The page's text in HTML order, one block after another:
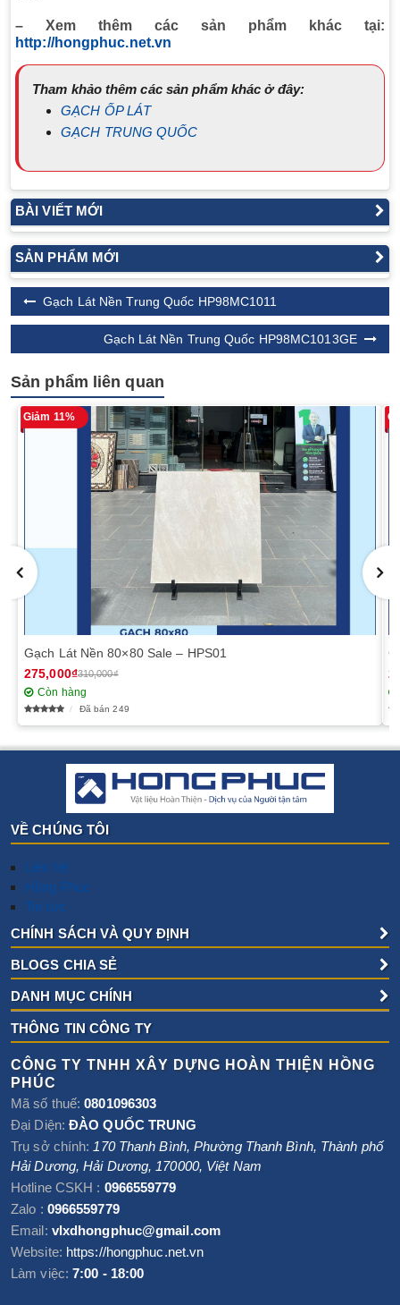
– Xem thêm các sản phẩm khác tại:
http://hongphuc.net.vn
Tham khảo thêm các sản phẩm khác ở đây:
GẠCH ỐP LÁT
GẠCH TRUNG QUỐC
BÀI VIẾT MỚI
SẢN PHẨM MỚI
Gạch Lát Nền Trung Quốc HP98MC1011
Gạch Lát Nền Trung Quốc HP98MC1013GE
Sản phẩm liên quan
Gạch Lát Nền 80×80 Sale – HPS01
275,000₫310,000₫
Giảm 11%
Còn hàng
Đã bán 249
VỀ CHÚNG TÔI
Liên hệ
Hồng Phúc
Tin tức
CHÍNH SÁCH VÀ QUY ĐỊNH
BLOGS CHIA SẺ
DANH MỤC CHÍNH
THÔNG TIN CÔNG TY
CÔNG TY TNHH XÂY DỰNG HOÀN THIỆN HỒNG
PHÚC
Mã số thuế:0801096303
Đại Diện: ĐÀO QUỐC TRUNG
Trụ sở chính: 170 Thanh Bình, Phường Thanh Bình, Thành phố
Hải Dương,Hải Dương, 170000, Việt Nam
Hotline CSKH : 0966559779
Zalo : 0966559779
Email: vlxdhongphuc@gmail.com
Website: https://hongphuc.net.vn
Làm việc: 7:00 - 18:00